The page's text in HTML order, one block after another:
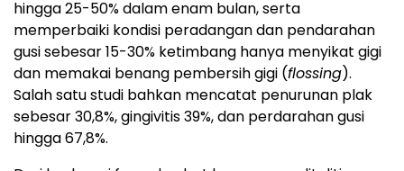
hingga 25-50% dalam enam bulan, serta
memperbaiki kondisi peradangan dan pendarahan
gusi sebesar 15-30% ketimbang hanya menyikat gigi
dan memakai benang pembersih gigi (flossing).
Salah satu studi bahkan mencatat penurunan plak
sebesar 30,8%, gingivitis 39%, dan perdarahan gusi
hingga 67,8%.